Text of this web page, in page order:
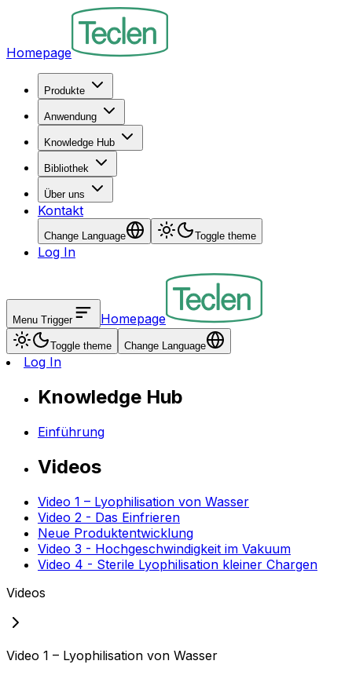
Homepage
Produkte
Anwendung
Knowledge Hub
Bibliothek
Über uns
Kontakt
Change Language Toggle theme
Log In
Menu Trigger Homepage
Toggle theme Change Language
Log In
Knowledge Hub
Einführung
Videos
Video 1 – Lyophilisation von Wasser
Video 2 - Das Einfrieren
Neue Produktentwicklung
Video 3 - Hochgeschwindigkeit im Vakuum
Video 4 - Sterile Lyophilisation kleiner Chargen
Videos
Video 1 – Lyophilisation von Wasser